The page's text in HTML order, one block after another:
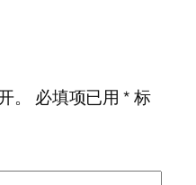
必填项已用*标